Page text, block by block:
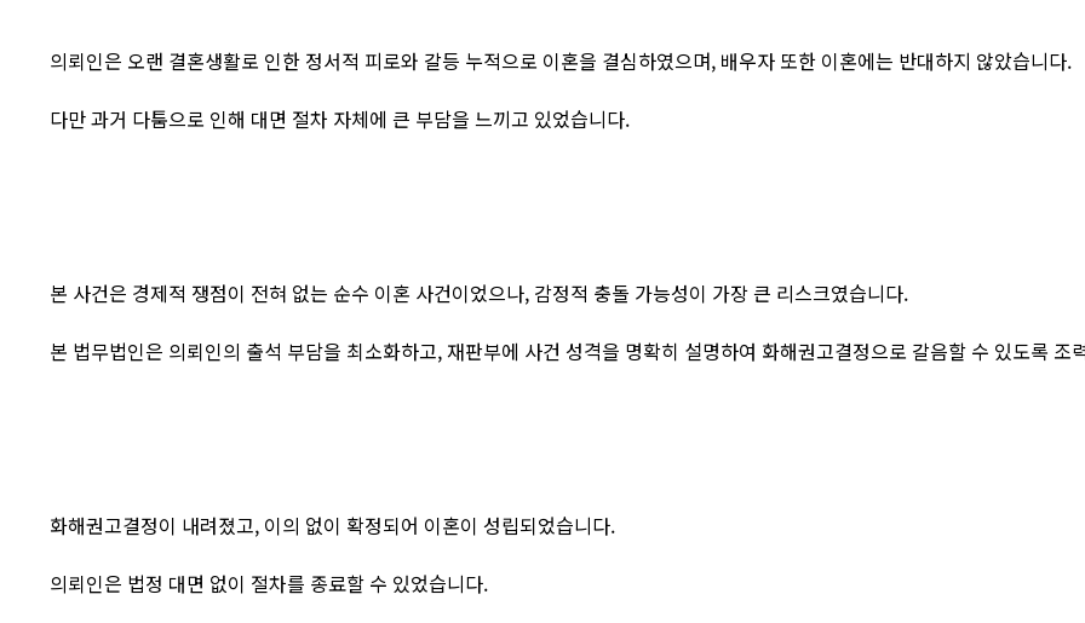
의뢰인은 오랜 결혼생활로 인한 정서적 피로와 갈등 누적으로 이혼을 결심하였으며, 배우자 또한 이혼에는 반대하지 않았습니다.
다만 과거 다툼으로 인해 대면 절차 자체에 큰 부담을 느끼고 있었습니다.
본 사건은 경제적 쟁점이 전혀 없는 순수 이혼 사건이었으나, 감정적 충돌 가능성이 가장 큰 리스크였습니다.
본 법무법인은 의뢰인의 출석 부담을 최소화하고, 재판부에 사건 성격을 명확히 설명하여 화해권고결정으로 갈음할 수 있도록 조
화해권고결정이 내려졌고, 이의 없이 확정되어 이혼이 성립되었습니다.
의뢰인은 법정 대면 없이 절차를 종료할 수 있었습니다.